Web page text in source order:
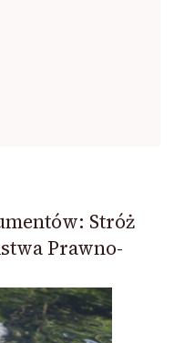
Stróż
Prawno-